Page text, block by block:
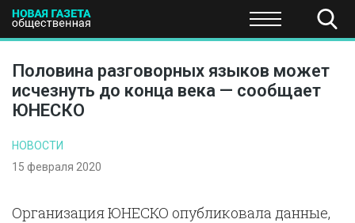
ПОЛИТИКА ЭКОНОМИКА НАУКА И
Половина разговорных языков может
исчезнуть до конца века — сообщает
ЮНЕСКО
НОВОСТИ
15 февраля 2020
Организация ЮНЕСКО опубликовала данные,